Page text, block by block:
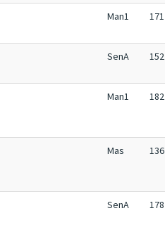
Man1 171
SenA 152
Man1 182
Mas 136
SenA 178